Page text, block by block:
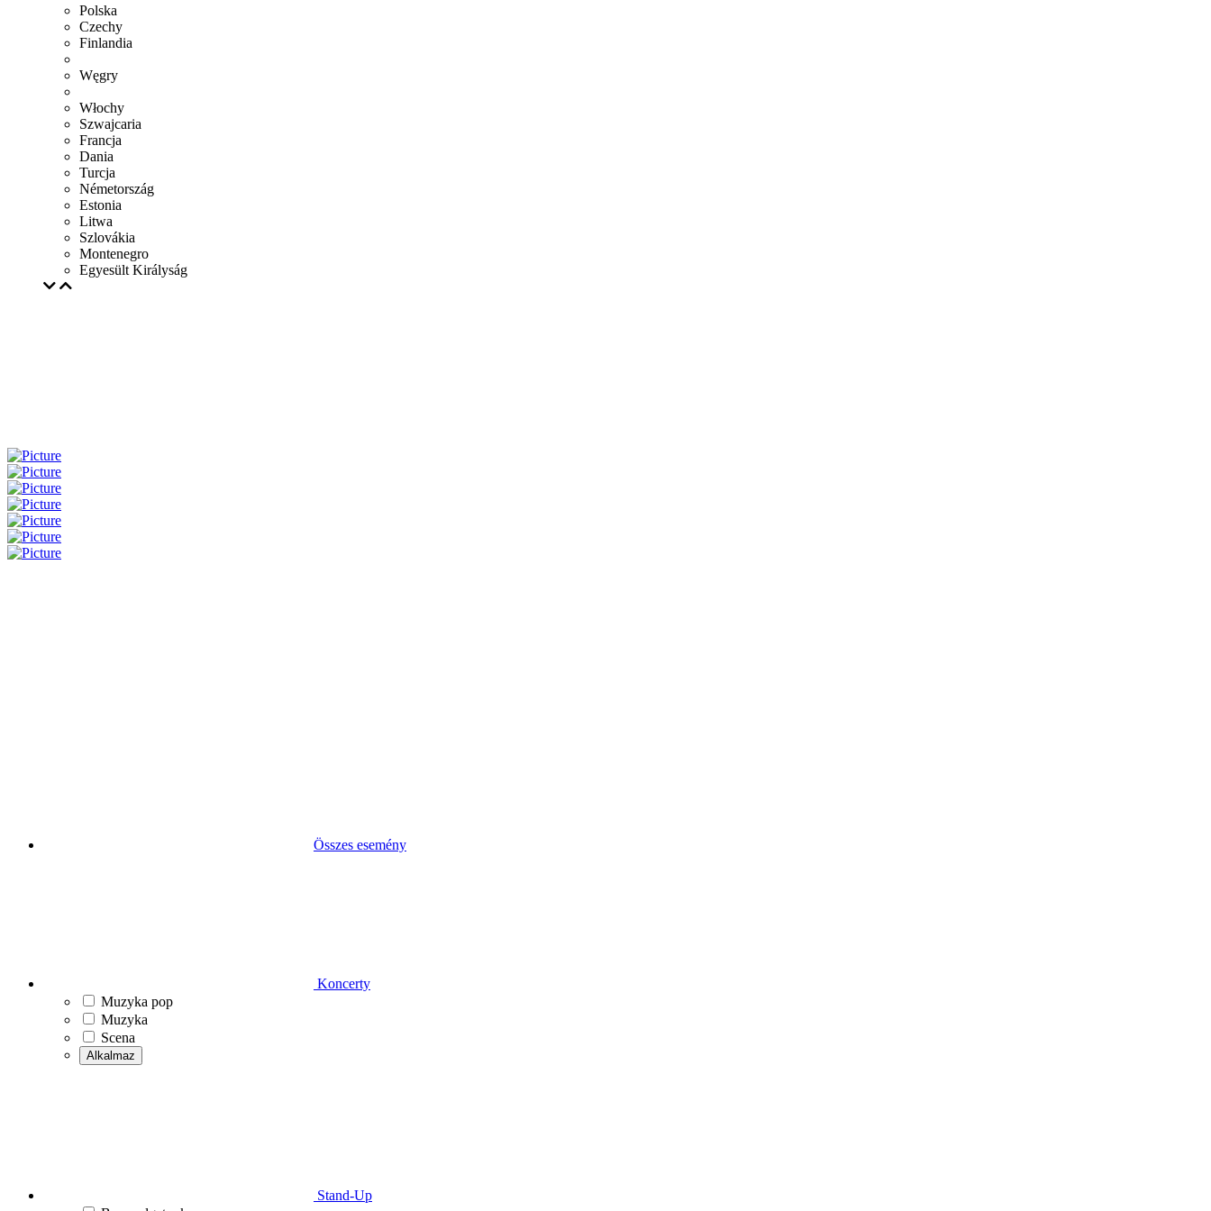
Polska
Czechy
Finlandia
Węgry
Włochy
Szwajcaria
Francja
Dania
Turcja
Németország
Estonia
Litwa
Szlovákia
Montenegro
Egyesült Királyság
Összes esemény
Koncerty
Muzyka pop
Muzyka
Scena
Alkalmaz
Stand-Up